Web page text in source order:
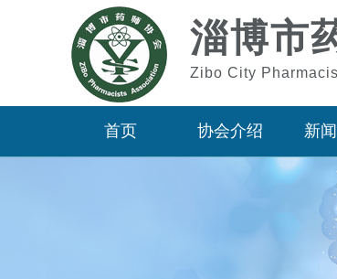
淄博市
Zibo City
首页 协会介绍 新